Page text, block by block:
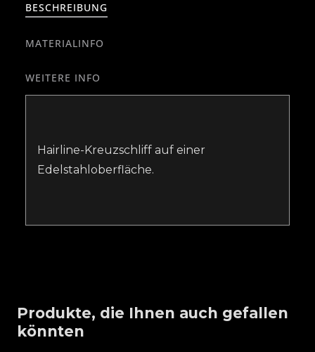
BESCHREIBUNG
MATERIALINFO
WEITERE INFO
Hairline-Kreuzschliff auf einer
Edelstahloberfläche.
Produkte, die Ihnen auch gefallen
könnten